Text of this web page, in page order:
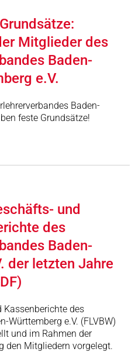
Mitglieder des
Baden-
e.V.
Baden-
feste Grundsätze!
und
des
Baden-
der letzten Jahre
Kassenberichte des
Württemberg e.V. (FLVBW)
und im Rahmen der
den Mitgliedern vorgelegt.